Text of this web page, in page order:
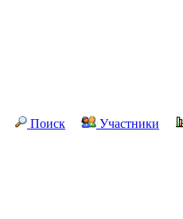
Поиск Участники